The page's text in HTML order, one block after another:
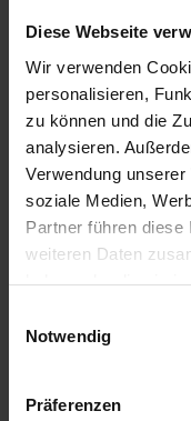
Diese Webseite
Wir verwenden
personalisieren,
zu können und die
analysieren.
Verwendung
soziale Medien,
Partner führen
weiteren Daten
Notwendig
Präferenzen
120 x 120 cm
Ragno
In Marmica